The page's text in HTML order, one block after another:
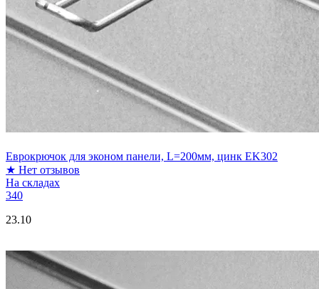
Еврокрючок для эконом панели, L=200мм, цинк EK302
★ Нет отзывов
На складах
340
23.10